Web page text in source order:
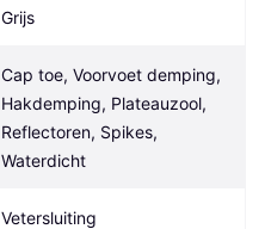
Grijs
Cap toe, Voorvoet demping,
Hakdemping, Plateauzool,
Reflectoren, Spikes,
Waterdicht
Vetersluiting